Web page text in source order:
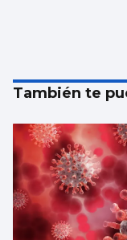
También te